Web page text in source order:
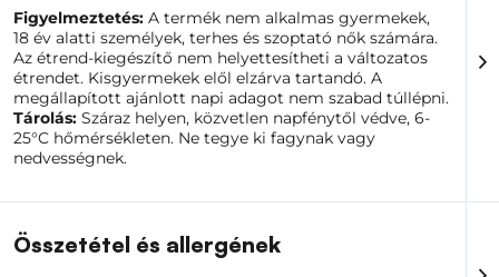
biztosítva a koordinációt és a kommunikációt a
szervezetben. Ez a folyamat elengedhetetlen az olyan
funkciókhoz, mint az izommozgások, az ingerekre
adott válaszok és az agyi tevékenység. A kalcium az
izomösszehúzódások szabályozásáért is felelős, ami
nemcsak a vázizomzat mozgását foglalja magában,
hanem a szív és a belső szerveket szabályozó
simaizomzat megfelelő működését is.
szerepet játszik az alvadási kaszkádot aktiváló enzimek
kofaktoraként. Ez a mechanizmus létfontosságú a
sérülésekből származó vérzés megállításához és az
Figyelmeztetés: A termék nem alkalmas gyermekek,
18 év alatti személyek, terhes és szoptató nők számára.
Az étrend-kiegészítő nem helyettesítheti a változatos
étrendet. Kisgyermekek elől elzárva tartandó. A
megállapított ajánlott napi adagot nem szabad túllépni.
Tárolás: Száraz helyen, közvetlen napfénytől védve, 6-
25°C hőmérsékleten. Ne tegye ki fagynak vagy
nedvességnek.
Összetétel és allergének